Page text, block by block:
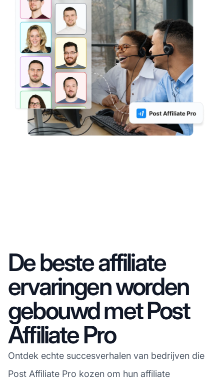
De beste affiliate
ervaringen worden
gebouwd met Post
Affiliate Pro
Ontdek echte succesverhalen van bedrijven die
Post Affiliate Pro kozen om hun affiliate